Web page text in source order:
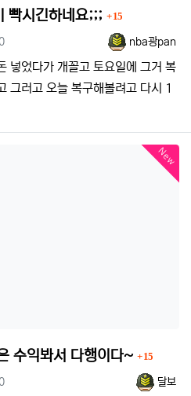
빡시긴하네요;;; 댓글
15
등록자nba광pan
비추천
0
넣었다가 개꼴고 토요일에 그거 복
그러고 오늘 복구해볼려고 다시 1
New
수익봐서 다행이다~ 댓글
15
등록자달보
비추천
0